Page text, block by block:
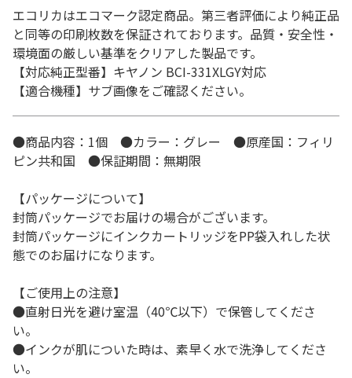
エコリカはエコマーク認定商品。第三者評価により純正品
と同等の印刷枚数を保証されております。品質・安全性・
環境面の厳しい基準をクリアした製品です。
【対応純正型番】キヤノン BCI-331XLGY対応
【適合機種】サブ画像をご確認ください。
●商品内容：1個 ●カラー：グレー ●原産国：フィリ
ピン共和国 ●保証期間：無期限
【パッケージについて】
封筒パッケージでお届けの場合がございます。
封筒パッケージにインクカートリッジをPP袋入れした状
態でのお届けになります。
【ご使用上の注意】
●直射日光を避け室温（40℃以下）で保管してくださ
い。
●インクが肌についた時は、素早く水で洗浄してくださ
い。